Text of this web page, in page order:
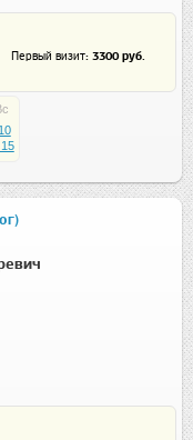
Первый визит: 3300 руб.